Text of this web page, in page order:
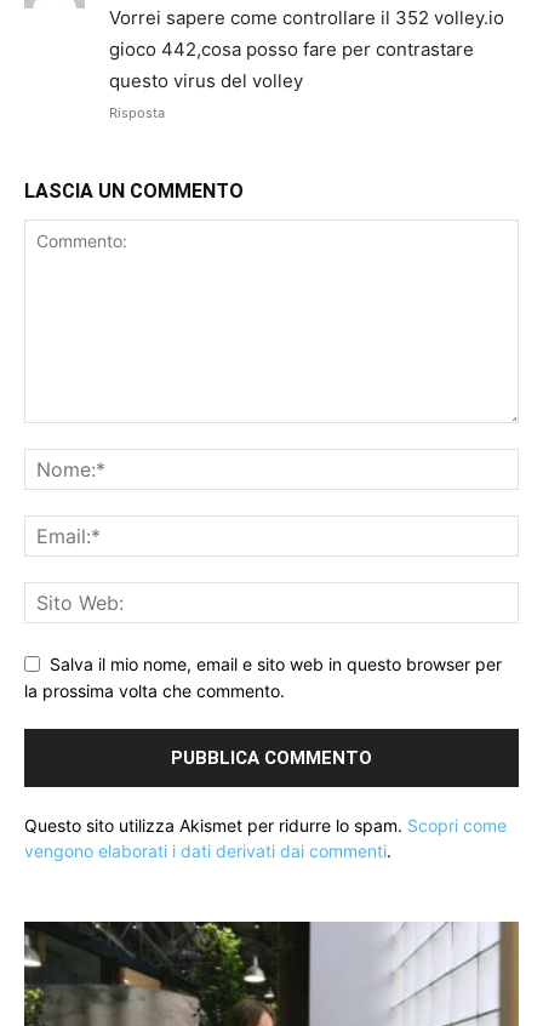
Vorrei sapere come controllare il 352 volley.io
gioco 442,cosa posso fare per contrastare
questo virus del volley
Risposta
LASCIA UN COMMENTO
Salva il mio nome, email e sito web in questo browser per
la prossima volta che commento.
Questo sito utilizza Akismet per ridurre lo spam. Scopri come
vengono elaborati i dati derivati dai commenti.